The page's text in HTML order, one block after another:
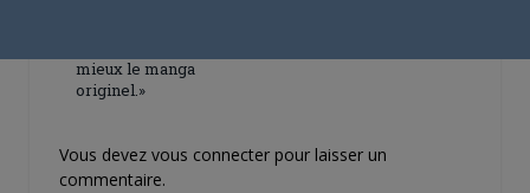
mieux le manga
originel.»
Vous devez vous connecter pour laisser un
commentaire.